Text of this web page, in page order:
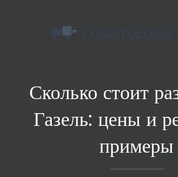
Сколько стоит
Газель: цены и
примеры